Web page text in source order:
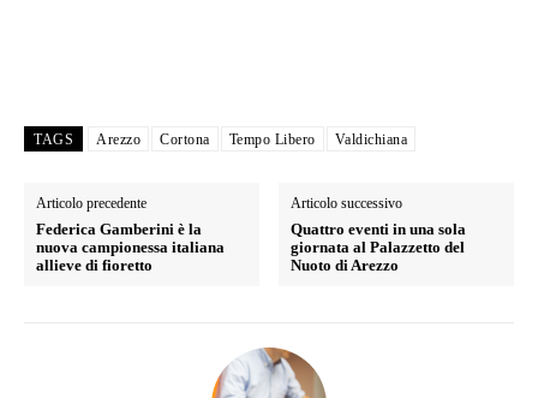
TAGS Arezzo Cortona Tempo Libero Valdichiana
Articolo precedente
Federica Gamberini è la
nuova campionessa italiana
allieve di fioretto
Articolo successivo
Quattro eventi in una sola
giornata al Palazzetto del
Nuoto di Arezzo